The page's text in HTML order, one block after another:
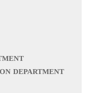
DEPARTMENT